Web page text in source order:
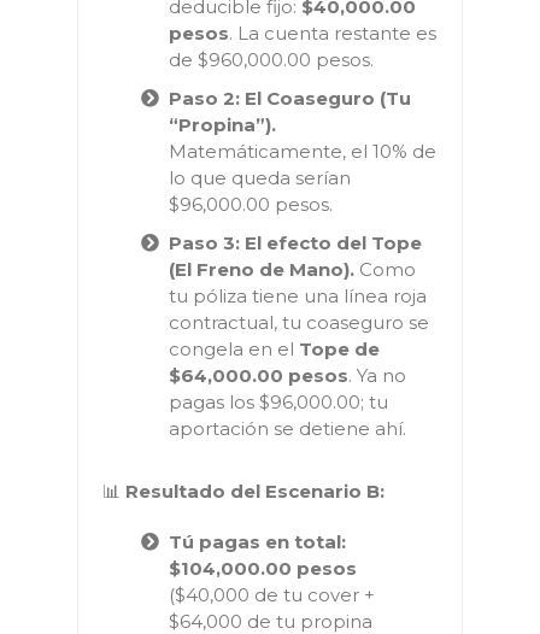
deducible fijo: $40,000.00
pesos. La cuenta restante es
de $960,000.00 pesos.
Paso 2: El Coaseguro (Tu
“Propina”).
Matemáticamente, el 10% de
lo que queda serían
$96,000.00 pesos.
Paso 3: El efecto del Tope
(El Freno de Mano). Como
tu póliza tiene una línea roja
contractual, tu coaseguro se
congela en el Tope de
$64,000.00 pesos. Ya no
pagas los $96,000.00; tu
aportación se detiene ahí.
📊 Resultado del Escenario B:
Tú pagas en total:
$104,000.00 pesos
($40,000 de tu cover +
$64,000 de tu propina